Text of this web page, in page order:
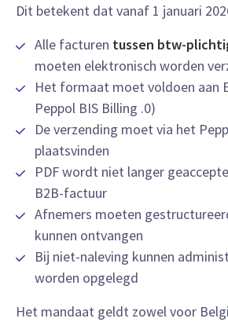
Dit betekent dat vanaf 1 januari
Alle facturen tussen btw-
moeten elektronisch worden
Het formaat moet voldoen aan
Peppol BIS Billing .0)
De verzending moet via het
plaatsvinden
PDF wordt niet langer
B2B-factuur
Afnemers moeten
kunnen ontvangen
Bij niet-naleving kunnen
worden opgelegd
Het mandaat geldt zowel voor